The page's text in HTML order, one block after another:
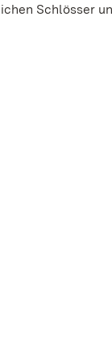
Schlösser